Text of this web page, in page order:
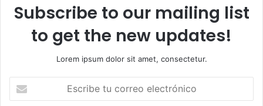
Subscribe to our mailing list
to get the new updates!
Lorem ipsum dolor sit amet, consectetur.